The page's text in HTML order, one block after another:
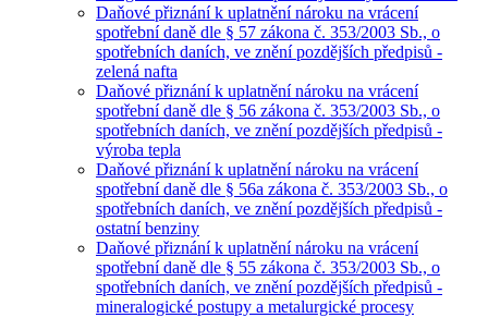
Daňové přiznání k uplatnění nároku na vrácení
spotřební daně dle § 57 zákona č. 353/2003 Sb., o
spotřebních daních, ve znění pozdějších předpisů -
zelená nafta
Daňové přiznání k uplatnění nároku na vrácení
spotřební daně dle § 56 zákona č. 353/2003 Sb., o
spotřebních daních, ve znění pozdějších předpisů -
výroba tepla
Daňové přiznání k uplatnění nároku na vrácení
spotřební daně dle § 56a zákona č. 353/2003 Sb., o
spotřebních daních, ve znění pozdějších předpisů -
ostatní benziny
Daňové přiznání k uplatnění nároku na vrácení
spotřební daně dle § 55 zákona č. 353/2003 Sb., o
spotřebních daních, ve znění pozdějších předpisů -
mineralogické postupy a metalurgické procesy